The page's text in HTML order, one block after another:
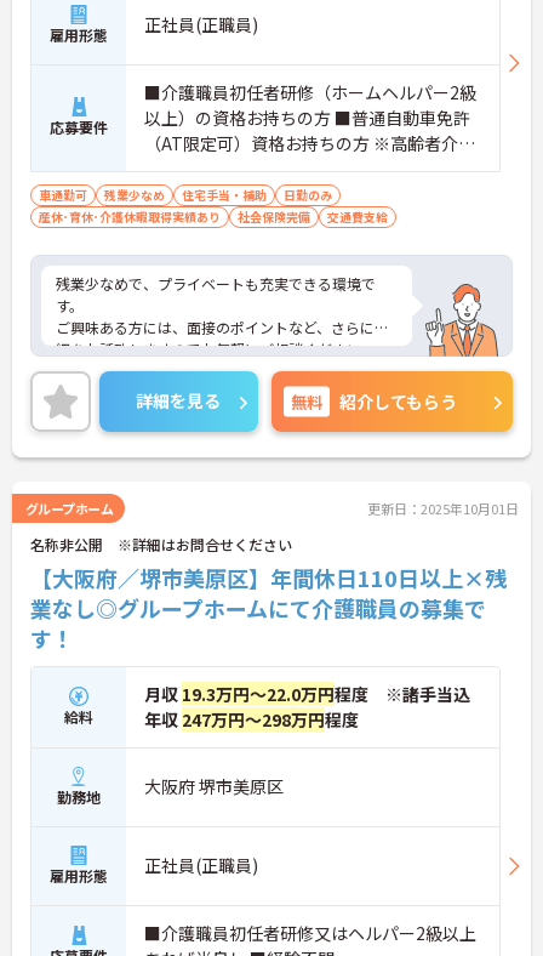
雇用形態 正社員(正職員)
応募要件
■介護職員初任者研修（ホームヘルパー2級
以上）の資格お持ちの方 ■普通自動車免許
（AT限定可）資格お持ちの方 ※高齢者介護
経験がある方
車通勤可 残業少なめ 住宅手当・補助
日勤のみ
産休･育休･介護休暇取得実績あり
社会保険完備 交通費支給
残業少なめで、プライベートも充実できる環境で
す。
ご興味ある方には、面接のポイントなど、さらに詳
細をお話致しますのでお気軽にご相談ください。
詳細を見る 無料 紹介してもらう
グループホーム 更新日：2025年10月01日
名称非公開 ※詳細はお問合せください
【大阪府／堺市美原区】年間休日110日以上×残
業なし◎グループホームにて介護職員の募集で
す！
給料
月収 19.3万円～22.0万円程度 ※諸手当込
年収 247万円～298万円程度
勤務地 大阪府 堺市美原区
雇用形態 正社員(正職員)
■介護職員初任者研修又はヘルパー2級以上